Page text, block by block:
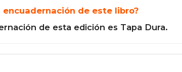
encuadernación de este libro?
de esta edición es Tapa Dura.